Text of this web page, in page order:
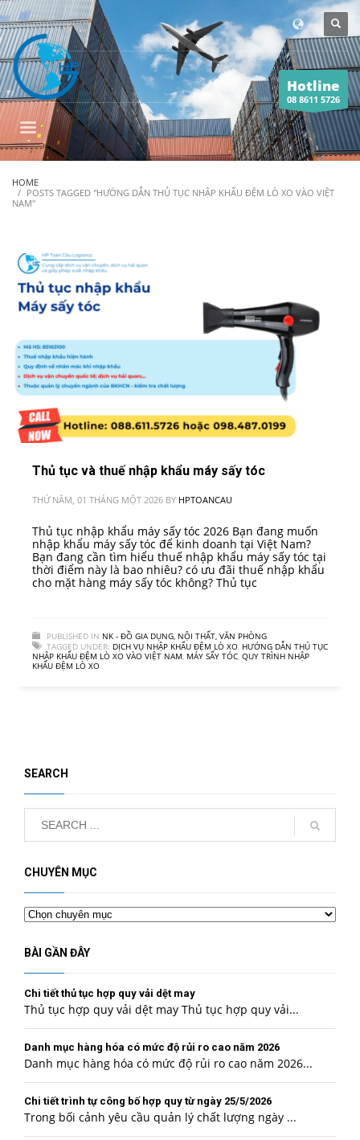
Hotline
08 8611 5726
HOME
POSTS TAGGED "HƯỚNG DẪN THỦ TỤC NHẬP KHẨU ĐỆM LÒ XO VÀO VIỆT
NAM"
Thủ tục và thuế nhập khẩu máy sấy tóc
THỨ NĂM, 01 THÁNG MỘT 2026 BY HPTOANCAU
Thủ tục nhập khẩu máy sấy tóc 2026 Bạn đang muốn
nhập khẩu máy sấy tóc để kinh doanh tại Việt Nam?
Bạn đang cần tìm hiểu thuế nhập khẩu máy sấy tóc tại
thời điểm này là bao nhiêu? có ưu đãi thuế nhập khẩu
cho mặt hàng máy sấy tóc không? Thủ tục
PUBLISHED IN NK - ĐỒ GIA DỤNG, NỘI THẤT, VĂN PHÒNG
TAGGED UNDER: DỊCH VỤ NHẬP KHẨU ĐỆM LÒ XO, HƯỚNG DẪN THỦ TỤC
NHẬP KHẨU ĐỆM LÒ XO VÀO VIỆT NAM, MÁY SẤY TÓC, QUY TRÌNH NHẬP
KHẨU ĐỆM LÒ XO
SEARCH
CHUYÊN MỤC
Chuyên
mục
BÀI GẦN ĐÂY
Chi tiết thủ tục hợp quy vải dệt may
Thủ tục hợp quy vải dệt may Thủ tục hợp quy vải...
Danh mục hàng hóa có mức độ rủi ro cao năm 2026
Danh mục hàng hóa có mức độ rủi ro cao năm 2026...
Chi tiết trình tự công bố hợp quy từ ngày 25/5/2026
Trong bối cảnh yêu cầu quản lý chất lượng ngày ...